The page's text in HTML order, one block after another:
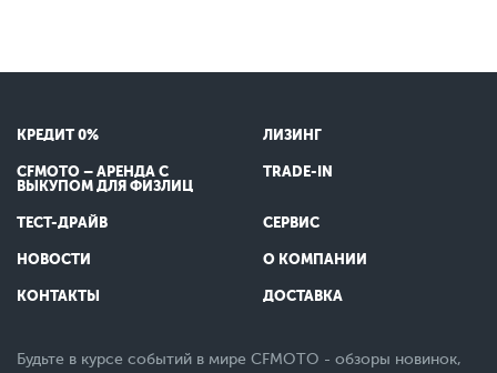
КРЕДИТ 0% ЛИЗИНГ
CFMOTO – АРЕНДА С
ВЫКУПОМ ДЛЯ ФИЗЛИЦ
TRADE-IN
ТЕСТ-ДРАЙВ СЕРВИС
НОВОСТИ О КОМПАНИИ
КОНТАКТЫ ДОСТАВКА
Будьте в курсе событий в мире CFMOTO - обзоры новинок,